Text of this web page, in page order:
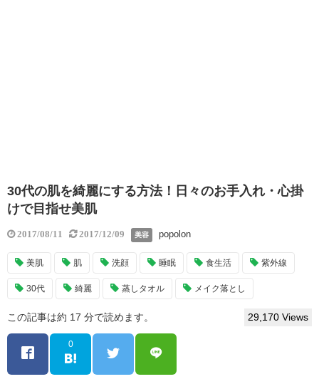
30代の肌を綺麗にする方法！日々のお手入れ・心掛
けで目指せ美肌
2017/08/11 2017/12/09 美容 popolon
美肌 肌 洗顔 睡眠 食生活 紫外線
30代 綺麗 蒸しタオル メイク落とし
この記事は約 17 分で読めます。 29,170 Views
0